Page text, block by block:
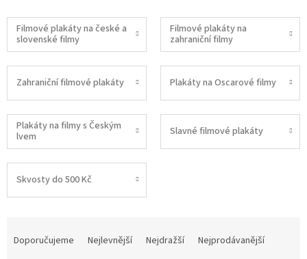
Filmové plakáty na české a
slovenské filmy
Filmové plakáty na
zahraniční filmy
Zahraniční filmové plakáty Plakáty na Oscarové filmy
Plakáty na filmy s Českým
lvem
Slavné filmové plakáty
Skvosty do 500 Kč
Doporučujeme Nejlevnější Nejdražší
Nejprodávanější